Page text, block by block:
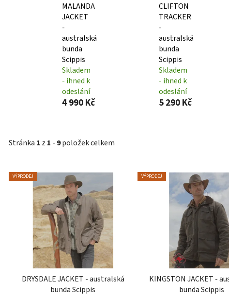
MALANDA
JACKET
-
australská
bunda
Scippis
Skladem
- ihned k
odeslání
4 990 Kč
CLIFTON
TRACKER
-
australská
bunda
Scippis
Skladem
- ihned k
odeslání
5 290 Kč
Stránka 1 z 1 - 9položek celkem
V
ý
VÝPRODEJ
DRYSDALE JACKET - australská
bunda Scippis
VÝPRODEJ
KINGSTON JACKET -
bunda Scippis